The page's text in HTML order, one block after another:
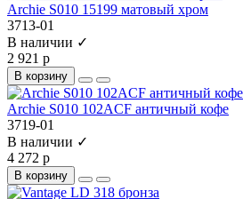
Archie S010 15199 матовый хром
3713-01
В наличии ✓
2 921 р
В корзину
Archie S010 102ACF античный кофе
3719-01
В наличии ✓
4 272 р
В корзину